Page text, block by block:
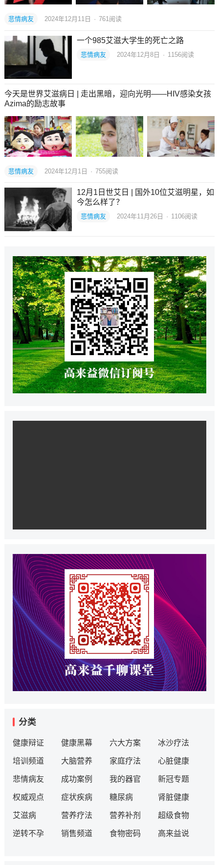
悲情病友 2024年12月11日 · 761阅读
一个985艾滋大学生的死亡之路
悲情病友 2024年12月8日 · 1156阅读
今天是世界艾滋病日 | 走出黑暗，迎向光明——HIV感染女孩
Azima的励志故事
悲情病友 2024年12月1日 · 755阅读
12月1日世艾日 | 国外10位艾滋明星，如
今怎么样了？
悲情病友 2024年11月26日 · 1106阅读
分类
健康辩证 健康黑幕 六大方案 冰沙疗法
培训频道 大脑营养 家庭疗法 心脏健康
悲情病友 成功案例 我的器官 新冠专题
权威观点 症状疾病 糖尿病 肾脏健康
艾滋病 营养疗法 营养补剂 超级食物
逆转不孕 销售频道 食物密码 高来益说